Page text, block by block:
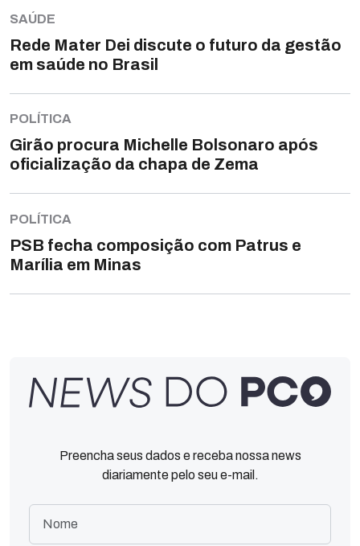
SAÚDE
Rede Mater Dei discute o futuro da gestão
em saúde no Brasil
POLÍTICA
Girão procura Michelle Bolsonaro após
oficialização da chapa de Zema
POLÍTICA
PSB fecha composição com Patrus e
Marília em Minas
Preencha seus dados e receba nossa news
diariamente pelo seu e-mail.